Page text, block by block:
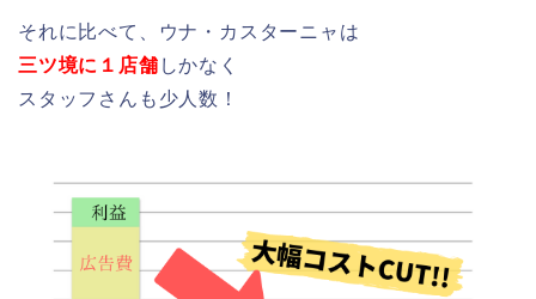
それに比べて、ウナ・カスターニャは
三ツ境に１店舗 しかなく
スタッフさんも少人数！